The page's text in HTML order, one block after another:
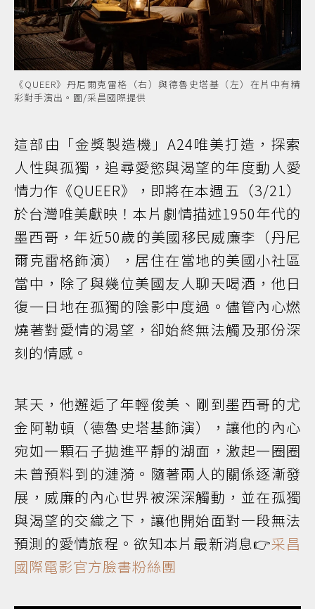
《QUEER》丹尼爾克雷格（右）與德魯史塔基（左）在片中有精
彩對手演出。圖/采昌國際提供
這部由「金獎製造機」A24唯美打造，探索
人性與孤獨，追尋愛慾與渴望的年度動人愛
情力作《QUEER》，即將在本週五（3/21）
於台灣唯美獻映！本片劇情描述1950年代的
墨西哥，年近50歲的美國移民威廉李（丹尼
爾克雷格飾演），居住在當地的美國小社區
當中，除了與幾位美國友人聊天喝酒，他日
復一日地在孤獨的陰影中度過。儘管內心燃
燒著對愛情的渴望，卻始終無法觸及那份深
刻的情感。
某天，他邂逅了年輕俊美、剛到墨西哥的尤
金阿勒頓（德魯史塔基飾演），讓他的內心
宛如一顆石子拋進平靜的湖面，激起一圈圈
未曾預料到的漣漪。隨著兩人的關係逐漸發
展，威廉的內心世界被深深觸動，並在孤獨
與渴望的交織之下，讓他開始面對一段無法
預測的愛情旅程。欲知本片最新消息👉采昌
國際電影官方臉書粉絲團